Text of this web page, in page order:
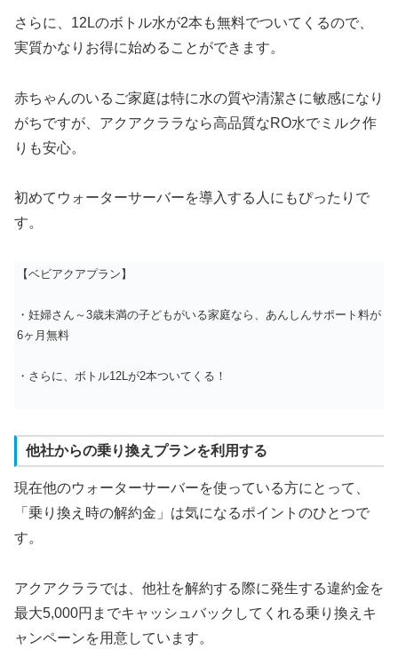
さらに、12Lのボトル水が2本も無料でついてくるので、
実質かなりお得に始めることができます。
赤ちゃんのいるご家庭は特に水の質や清潔さに敏感になり
がちですが、アクアクララなら高品質なRO水でミルク作
りも安心。
初めてウォーターサーバーを導入する人にもぴったりで
す。
【ベビアクアプラン】
・妊婦さん～3歳未満の子どもがいる家庭なら、あんしんサポート料が
6ヶ月無料
・さらに、ボトル12Lが2本ついてくる！
他社からの乗り換えプランを利用する
現在他のウォーターサーバーを使っている方にとって、
「乗り換え時の解約金」は気になるポイントのひとつで
す。
アクアクララでは、他社を解約する際に発生する違約金を
最大5,000円までキャッシュバックしてくれる乗り換えキ
ャンペーンを用意しています。